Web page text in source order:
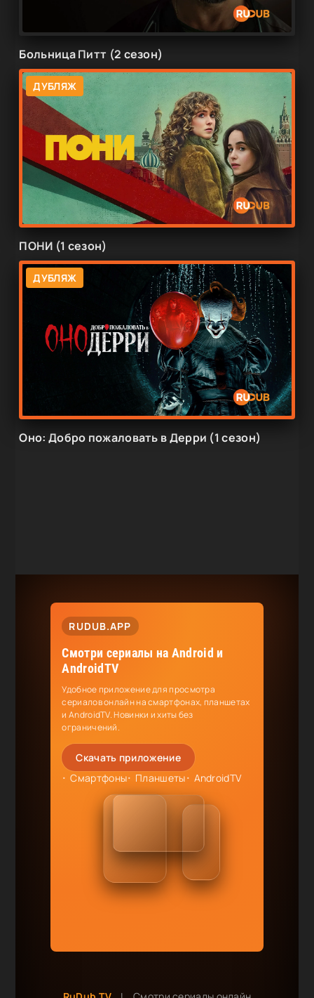
Больница Питт (2 сезон)
ДУБЛЯЖ
ПОНИ (1 сезон)
ДУБЛЯЖ
Оно: Добро пожаловать в Дерри (1 сезон)
RUDUB.APP
Смотри сериалы на Android и
AndroidTV
Удобное приложение для просмотра
сериалов онлайн на смартфонах, планшетах
и AndroidTV. Новинки и хиты без
ограничений.
Скачать приложение
Смартфоны
Планшеты AndroidTV